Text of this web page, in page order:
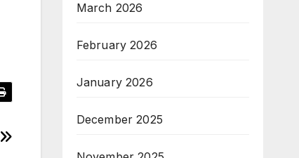
March 2026
February 2026
January 2026
December 2025